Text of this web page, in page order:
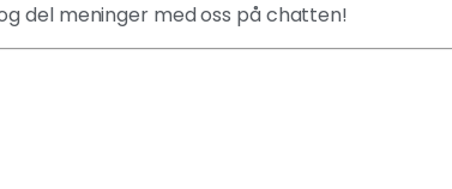
del meninger med oss på chatten!